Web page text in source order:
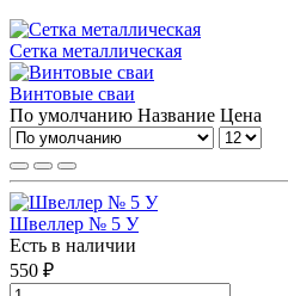
Сетка металлическая
Винтовые сваи
По умолчанию Название Цена
Швеллер № 5 У
Есть в наличии
550 ₽